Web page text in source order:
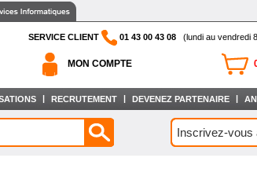
SERVICE CLIENT 01 43 00 43 08 (lundi au vendredi
MON COMPTE
| RECRUTEMENT | DEVENEZ PARTENAIRE |